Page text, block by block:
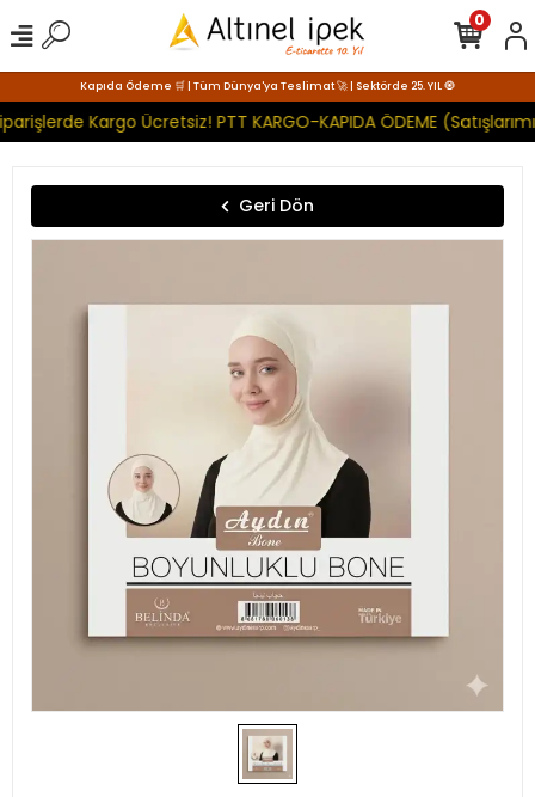
Kapıda Ödeme 🛒 | Tüm Dünya'ya Teslimat 🚀 | Sektörde 25. YIL 🧿
Kargo Ücretsiz! PTT KARGO-KAPIDA ÖDEME
0
Geri Dön